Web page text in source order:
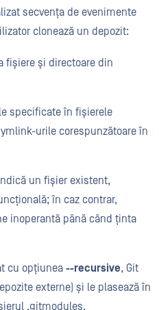
secvența de evenimente
clonează un depozit:
fișiere și directoare din
specificate în fișierele
urile corespunzătoare în
un fișier existent,
în caz contrar,
inoperantă până când ținta
cu opțiunea --recursive, Git
externe) și le plasează în
.gitmodules.